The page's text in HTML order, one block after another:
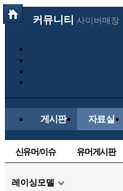
커뮤니티 사이버매장
게시판 자료실
신유머/이슈 유머게시판
레이싱모델